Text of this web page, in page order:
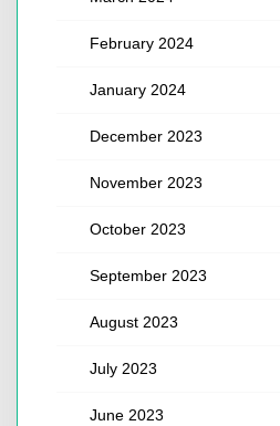
February 2024
January 2024
December 2023
November 2023
October 2023
September 2023
August 2023
July 2023
June 2023